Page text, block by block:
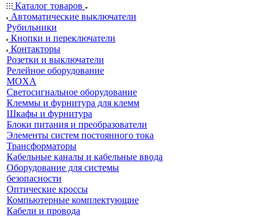
Каталог товаров
Автоматические выключатели
Рубильники
Кнопки и переключатели
Контакторы
Розетки и выключатели
Релейное оборудование
MOXA
Светосигнальное оборудование
Клеммы и фурнитура для клемм
Шкафы и фурнитура
Блоки питания и преобразователи
Элементы систем постоянного тока
Трансформаторы
Кабельные каналы и кабельные ввода
Оборудование для системы
безопасности
Оптические кроссы
Компьютерные комплектующие
Кабели и провода